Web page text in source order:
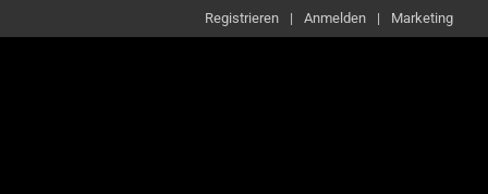
Registrieren Anmelden Marketing